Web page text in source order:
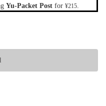
Yu-Packet Post for ¥215